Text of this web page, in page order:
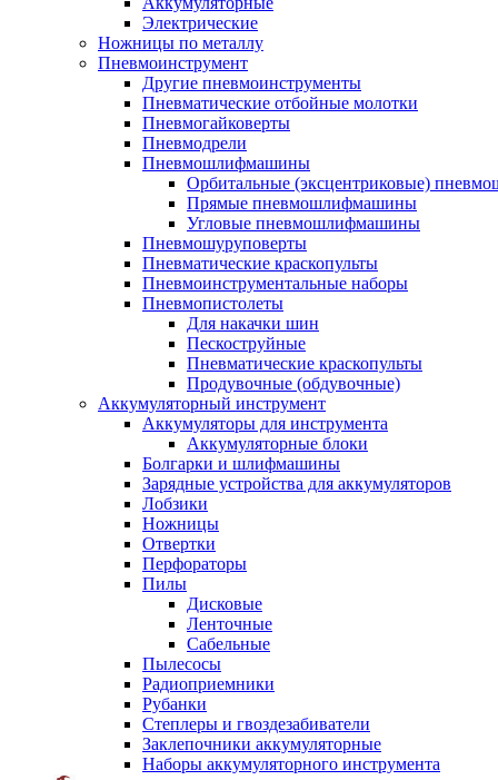
Электрические
Ножницы по металлу
Пневмоинструмент
Другие пневмоинструменты
Пневматические отбойные молотки
Пневмогайковерты
Пневмодрели
Пневмошлифмашины
Орбитальные (эксцентриковые)
Прямые пневмошлифмашины
Угловые пневмошлифмашины
Пневмошуруповерты
Пневматические краскопульты
Пневмоинструментальные наборы
Пневмопистолеты
Для накачки шин
Пескоструйные
Пневматические краскопульты
Продувочные (обдувочные)
Аккумуляторный инструмент
Аккумуляторы для инструмента
Аккумуляторные блоки
Болгарки и шлифмашины
Зарядные устройства для аккумуляторов
Лобзики
Ножницы
Отвертки
Перфораторы
Пилы
Дисковые
Ленточные
Сабельные
Пылесосы
Радиоприемники
Рубанки
Степлеры и гвоздезабиватели
Заклепочники аккумуляторные
Наборы аккумуляторного инструмента